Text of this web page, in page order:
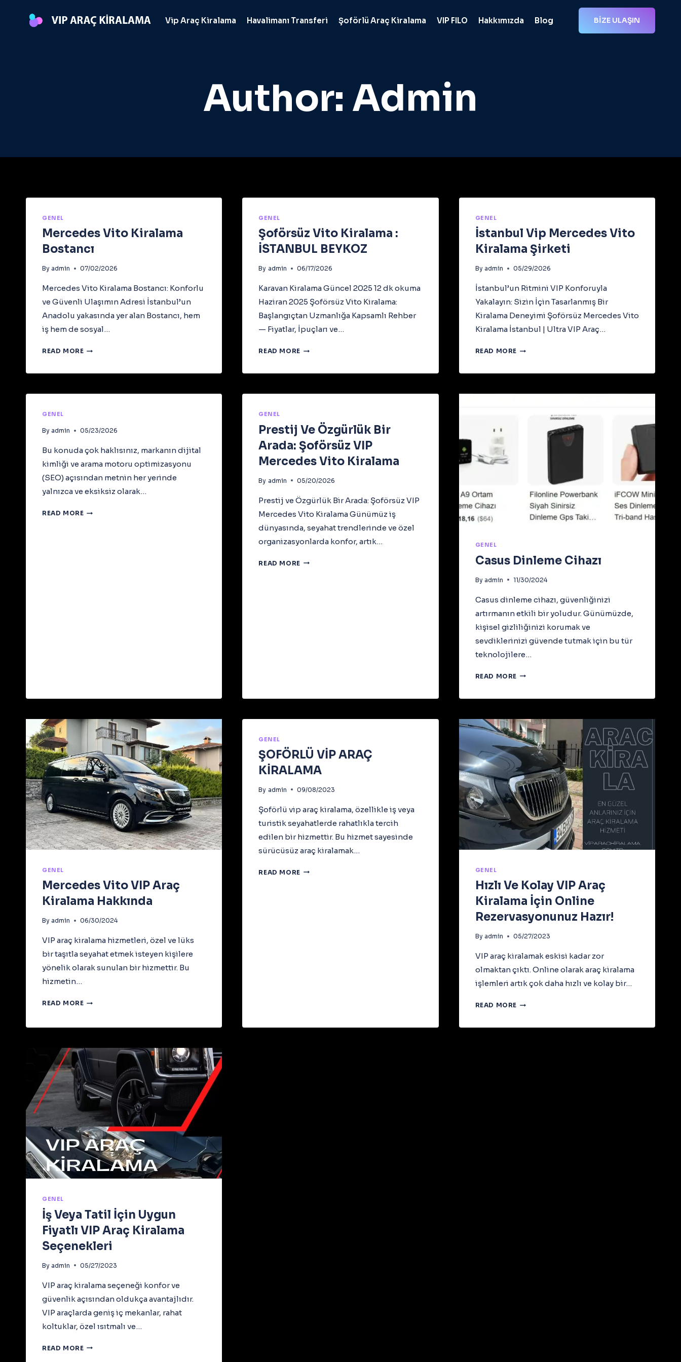
Vip Araç Kiralama Havalimanı Transferi Şoförlü Araç Kiralama VIP FILO Hakkımızda Blog BİZE ULAŞIN
Author: Admin
GENEL
Mercedes Vito Kiralama
Bostancı
By admin 07/02/2026
Mercedes Vito Kiralama Bostancı: Konforlu
ve Güvenli Ulaşımın Adresi İstanbul’un
Anadolu yakasında yer alan Bostancı, hem
iş hem de sosyal…
READ MORE MERCEDES
GENEL
Şoförsüz Vito Kiralama :
İSTANBUL BEYKOZ
By admin 06/17/2026
Karavan Kiralama Güncel 2025 12 dk okuma
Haziran 2025 Şoförsüz Vito Kiralama:
Başlangıçtan Uzmanlığa Kapsamlı Rehber
— Fiyatlar, İpuçları ve…
READ MORE ŞOFÖRSÜZ
GENEL
İstanbul Vip Mercedes Vito
Kiralama Şirketi
By admin 05/29/2026
İstanbul’un Ritmini VIP Konforuyla
Yakalayın: Sizin İçin Tasarlanmış Bir
Kiralama Deneyimi Şoförsüz Mercedes Vito
Kiralama İstanbul | Ultra VIP Araç…
READ MORE İSTANBUL
GENEL
By admin 05/23/2026
Bu konuda çok haklısınız, markanın dijital
kimliği ve arama motoru optimizasyonu
(SEO) açısından metnin her yerinde
yalnızca ve eksiksiz olarak…
READ MORE
GENEL
Prestij Ve Özgürlük Bir
Arada: Şoförsüz VIP
Mercedes Vito Kiralama
By admin 05/20/2026
Prestij ve Özgürlük Bir Arada: Şoförsüz VIP
Mercedes Vito Kiralama Günümüz iş
dünyasında, seyahat trendlerinde ve özel
organizasyonlarda konfor, artık…
READ MORE PRESTIJ
GENEL
Casus Dinleme Cihazı
By admin 11/30/2024
Casus dinleme cihazı, güvenliğinizi
artırmanın etkili bir yoludur. Günümüzde,
kişisel gizliliğinizi korumak ve
sevdiklerinizi güvende tutmak için bu tür
teknolojilere…
READ MORE CASUS
GENEL
Mercedes Vito VIP Araç
Kiralama Hakkında
By admin 06/30/2024
VIP araç kiralama hizmetleri, özel ve lüks
bir taşıtla seyahat etmek isteyen kişilere
yönelik olarak sunulan bir hizmettir. Bu
hizmetin…
READ MORE MERCEDES
HAKKINDA
GENEL
ŞOFÖRLÜ VİP ARAÇ
KİRALAMA
By admin 09/08/2023
Şoförlü vip araç kiralama, özellikle iş veya
turistik seyahatlerde rahatlıkla tercih
edilen bir hizmettir. Bu hizmet sayesinde
sürücüsüz araç kiralamak…
READ MORE ŞOFÖRLÜ
GENEL
Hızlı Ve Kolay VIP Araç
Kiralama İçin Online
Rezervasyonunuz Hazır!
By admin 05/27/2023
VIP araç kiralamak eskisi kadar zor
olmaktan çıktı. Online olarak araç kiralama
işlemleri artık çok daha hızlı ve kolay bir…
READ MORE HIZLI
GENEL
İş Veya Tatil İçin Uygun
Fiyatlı VIP Araç Kiralama
Seçenekleri
By admin 05/27/2023
VIP araç kiralama seçeneği konfor ve
güvenlik açısından oldukça avantajlıdır.
VIP araçlarda geniş iç mekanlar, rahat
koltuklar, özel ısıtmalı ve…
READ MORE